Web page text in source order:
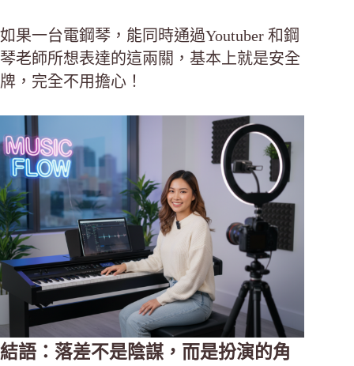
如果一台電鋼琴，能同時通過Youtuber 和鋼
琴老師所想表達的這兩關，基本上就是安全
牌，完全不用擔心！
結語：落差不是陰謀，而是扮演的角